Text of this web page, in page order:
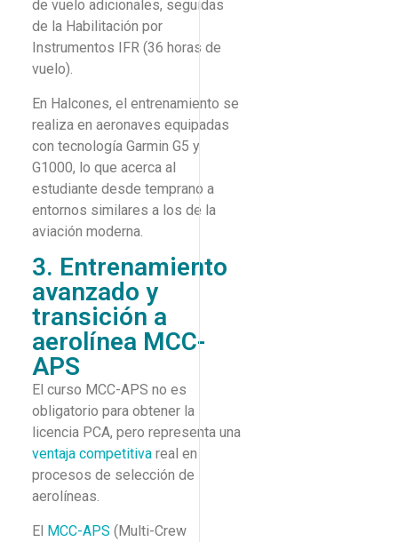
de vuelo adicionales, seguidas
de la Habilitación por
Instrumentos IFR (36 horas de
vuelo).
En Halcones, el entrenamiento se
realiza en aeronaves equipadas
con tecnología Garmin G5 y
G1000, lo que acerca al
estudiante desde temprano a
entornos similares a los de la
aviación moderna.
3. Entrenamiento
avanzado y
transición a
aerolínea MCC-
APS
El curso MCC-APS no es
obligatorio para obtener la
licencia PCA, pero representa una
ventaja competitiva real en
procesos de selección de
aerolíneas.
El MCC-APS (Multi-Crew